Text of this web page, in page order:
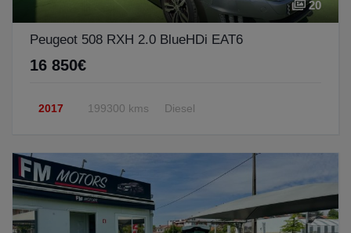
20
Peugeot 508 RXH 2.0 BlueHDi EAT6
16 850€
2017 199300 kms Diesel